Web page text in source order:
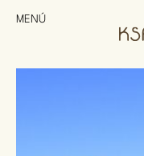
MENÚ